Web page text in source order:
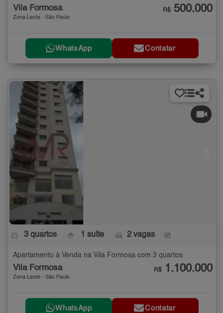
Vila Formosa
Zona Leste - São Paulo
R$ 500.000
WhatsApp Contatar
3 quartos 1 suíte 2 vagas
Apartamento à Venda na Vila Formosa com 3 quartos
Vila Formosa
Zona Leste - São Paulo
R$ 1.100.000
WhatsApp Contatar